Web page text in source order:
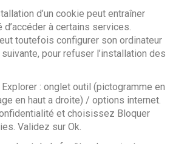
d’un cookie peut entraîner
d’accéder à certains services.
toutefois configurer son ordinateur
pour refuser l’installation des
: onglet outil (pictogramme en
en haut a droite) / options internet.
et choisissez Bloquer
Validez sur Ok.